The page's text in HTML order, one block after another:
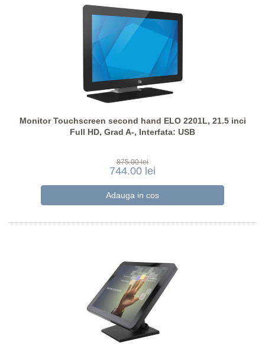
Monitor Touchscreen second hand ELO 2201L, 21.5 inci
Full HD, Grad A-, Interfata: USB
875.00 lei
744.00 lei